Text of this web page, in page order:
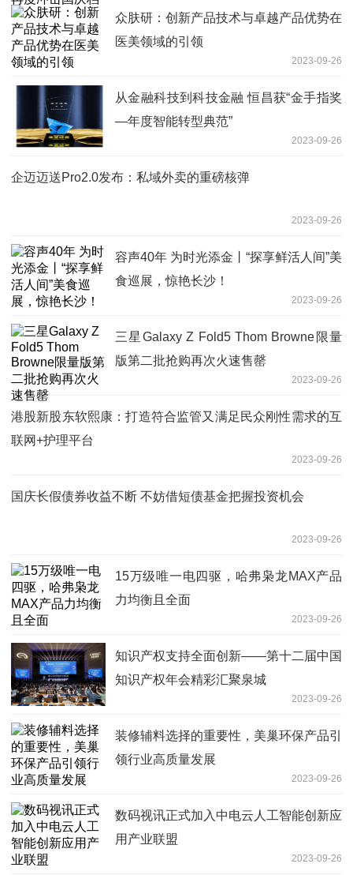
众肤研：创新产品技术与卓越产品优势在
医美领域的引领
2023-09-26
从金融科技到科技金融 恒昌获“金手指奖
—年度智能转型典范”
2023-09-26
企迈迈送Pro2.0发布：私域外卖的重磅核弹
2023-09-26
容声40年 为时光添金丨“探享鲜活人间”美
食巡展，惊艳长沙！
2023-09-26
三星Galaxy Z Fold5 Thom Browne限量
版第二批抢购再次火速售罄
2023-09-26
港股新股东软熙康：打造符合监管又满足民众刚性需求的互
联网+护理平台
2023-09-26
国庆长假债券收益不断 不妨借短债基金把握投资机会
2023-09-26
15万级唯一电四驱，哈弗枭龙MAX产品
力均衡且全面
2023-09-26
知识产权支持全面创新——第十二届中国
知识产权年会精彩汇聚泉城
2023-09-26
装修辅料选择的重要性，美巢环保产品引
领行业高质量发展
2023-09-26
数码视讯正式加入中电云人工智能创新应
用产业联盟
2023-09-26